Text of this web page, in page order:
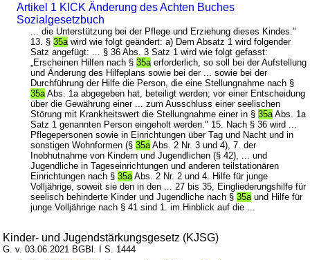
Artikel 1 KICK Änderung des Achten Buches
Sozialgesetzbuch
... die Unterstützung bei der Pflege und Erziehung dieses Kindes."
13. §35a wird wie folgt geändert: a) Dem Absatz 1 wird folgender
Satz angefügt: ... § 36 Abs. 3 Satz 1 wird wie folgt gefasst:
„Erscheinen Hilfen nach §35a erforderlich, so soll bei der Aufstellung
und Änderung des Hilfeplans sowie bei der ... sowie bei der
Durchführung der Hilfe die Person, die eine Stellungnahme nach §
35a Abs. 1a abgegeben hat, beteiligt werden; vor einer Entscheidung
über die Gewährung einer ... zum Ausschluss einer seelischen
Störung mit Krankheitswert die Stellungnahme einer in §35a Abs. 1a
Satz 1 genannten Person eingeholt werden." 15. Nach § 36 wird ...
Pflegepersonen sowie in Einrichtungen über Tag und Nacht und in
sonstigen Wohnformen (§35a Abs. 2 Nr. 3 und 4), 7. der
Inobhutnahme von Kindern und Jugendlichen (§ 42), ... und
Jugendliche in Tageseinrichtungen und anderen teilstationären
Einrichtungen nach §35a Abs. 2 Nr. 2 und 4. Hilfe für junge
Volljährige, soweit sie den in den ... 27 bis 35, Eingliederungshilfe für
seelisch behinderte Kinder und Jugendliche nach §35a und Hilfe für
junge Volljährige nach § 41 sind 1. im Hinblick auf die ...
Kinder- und Jugendstärkungsgesetz (KJSG)
G. v. 03.06.2021 BGBl. I S. 1444